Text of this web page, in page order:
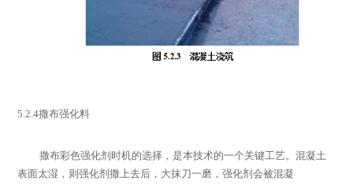
5.2.4撒布强化料
撒布彩色强化剂时机的选择，是本技术的一个关键工艺。混凝土
表面太湿，则强化剂撒上去后，大抹刀一磨，强化剂会被混凝